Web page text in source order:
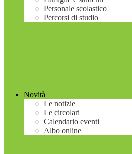
Personale scolastico
Percorsi di studio
Novità
Le notizie
Le circolari
Calendario eventi
Albo online